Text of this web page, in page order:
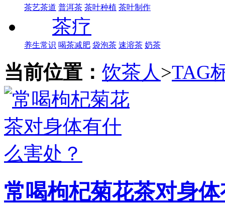
茶艺茶道 普洱茶 茶叶种植 茶叶制作
茶疗
养生常识 喝茶减肥 袋泡茶 速溶茶 奶茶
当前位置： 饮茶人 >TAG
常喝枸杞菊花茶对身